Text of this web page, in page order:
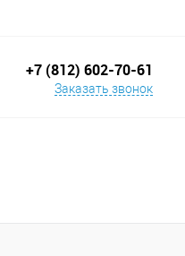
+7 (812) 602-70-61
Заказать звонок